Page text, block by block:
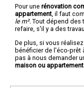
Pour une rénovation
appartement , il faut
le m². Tout dépend des
refaire, s'il y a des
De plus, si vous
bénéficier de l'éco-prêt
pas à nous demander
maison ou appartement